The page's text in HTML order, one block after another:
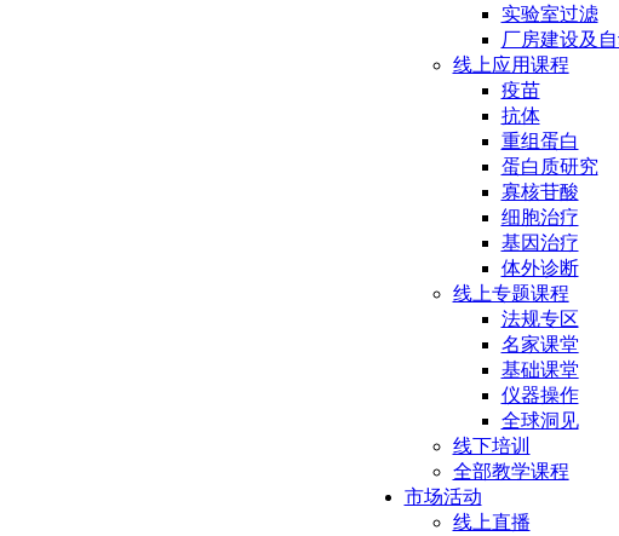
实验室过滤
厂房建设及
线上应用课程
疫苗
抗体
重组蛋白
蛋白质研究
寡核苷酸
细胞治疗
基因治疗
体外诊断
线上专题课程
法规专区
名家课堂
基础课堂
仪器操作
全球洞见
线下培训
全部教学课程
市场活动
线上直播